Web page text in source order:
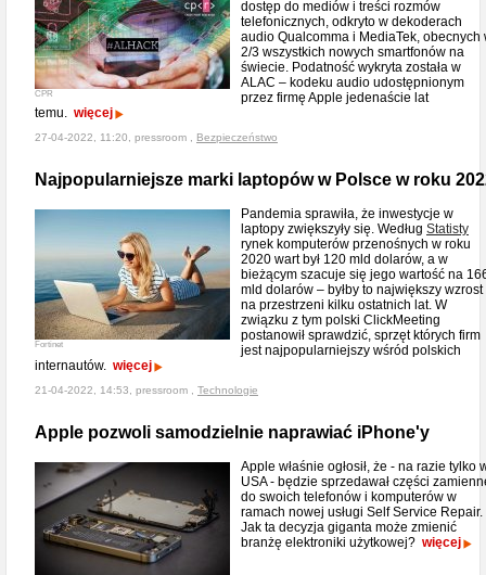
CPR
dostęp do mediów i treści rozmów
telefonicznych, odkryto w dekoderach
audio Qualcomma i MediaTek, obecnych
2/3 wszystkich nowych smartfonów na
świecie. Podatność wykryta została w
ALAC – kodeku audio udostępnionym
przez firmę Apple jedenaście lat
temu. więcej
27-04-2022, 11:20, pressroom , Bezpieczeństwo
Najpopularniejsze marki laptopów w Polsce w roku
Fortinet
Pandemia sprawiła, że inwestycje w
laptopy zwiększyły się. Według Statisty
rynek komputerów przenośnych w roku
2020 wart był 120 mld dolarów, a w
bieżącym szacuje się jego wartość na
mld dolarów – byłby to największy wzrost
na przestrzeni kilku ostatnich lat. W
związku z tym polski ClickMeeting
postanowił sprawdzić, sprzęt których firm
jest najpopularniejszy wśród polskich
internautów. więcej
21-04-2022, 14:53, pressroom , Technologie
Apple pozwoli samodzielnie naprawiać iPhone'y
Apple właśnie ogłosił, że - na razie tylko
USA - będzie sprzedawał części
do swoich telefonów i komputerów w
ramach nowej usługi Self Service Repair.
Jak ta decyzja giganta może zmienić
branżę elektroniki użytkowej? więcej